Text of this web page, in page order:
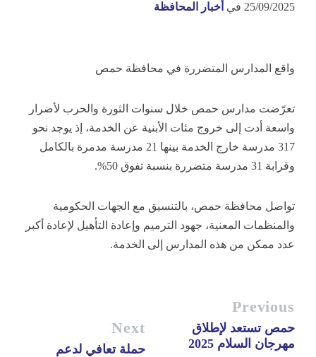
25/09/2025 في أخبار المحافظة
واقع المدارس المتضررة في محافظة حمص
تعرّضت مدارس حمص خلال سنوات الثورة والحرب لأضرار
واسعة أدت إلى خروج مئات الأبنية عن الخدمة، إذ يوجد نحو
317 مدرسة خارج الخدمة بينها 21 مدرسة مدمرة بالكامل
وقرابة 31 مدرسة متضررة بنسبة تفوق 50%.
تواصل محافظة حمص، بالتنسيق مع الجهات الحكومية
والمنظمات المعنية، جهود الترميم وإعادة التأهيل لإعادة أكبر
عدد ممكن من هذه المدارس إلى الخدمة.
Previous
حمص تستعد لإطلاق
مهرجان السلام 2025
Next
حملة تعافي لدعم